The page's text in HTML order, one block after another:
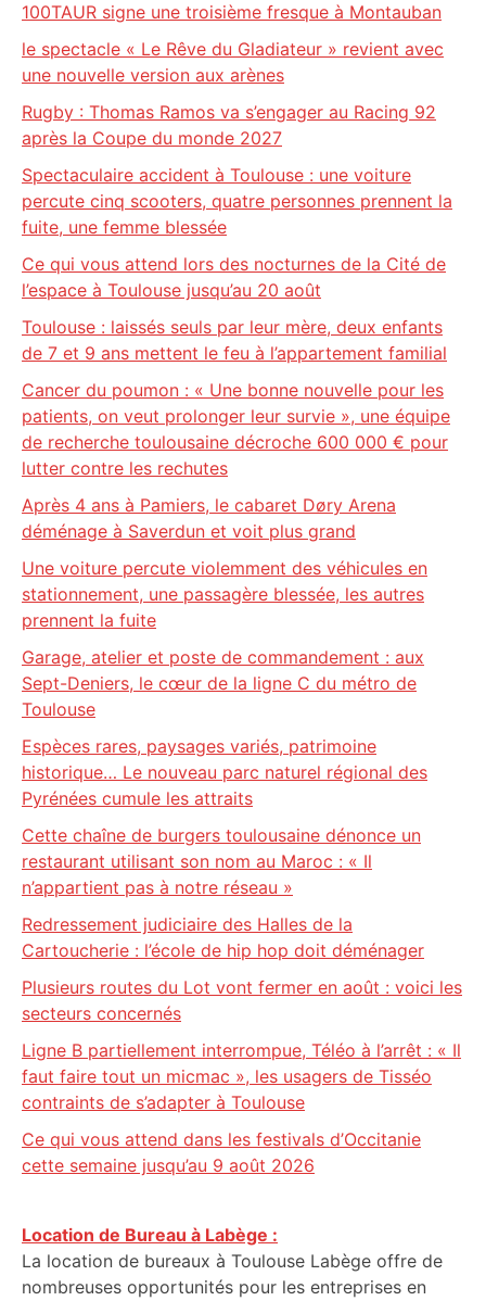
100TAUR signe une troisième fresque à Montauban
le spectacle « Le Rêve du Gladiateur » revient avec
une nouvelle version aux arènes
Rugby : Thomas Ramos va s’engager au Racing 92
après la Coupe du monde 2027
Spectaculaire accident à Toulouse : une voiture
percute cinq scooters, quatre personnes prennent la
fuite, une femme blessée
Ce qui vous attend lors des nocturnes de la Cité de
l’espace à Toulouse jusqu’au 20 août
Toulouse : laissés seuls par leur mère, deux enfants
de 7 et 9 ans mettent le feu à l’appartement familial
Cancer du poumon : « Une bonne nouvelle pour les
patients, on veut prolonger leur survie », une équipe
de recherche toulousaine décroche 600 000 € pour
lutter contre les rechutes
Après 4 ans à Pamiers, le cabaret Døry Arena
déménage à Saverdun et voit plus grand
Une voiture percute violemment des véhicules en
stationnement, une passagère blessée, les autres
prennent la fuite
Garage, atelier et poste de commandement : aux
Sept-Deniers, le cœur de la ligne C du métro de
Toulouse
Espèces rares, paysages variés, patrimoine
historique… Le nouveau parc naturel régional des
Pyrénées cumule les attraits
Cette chaîne de burgers toulousaine dénonce un
restaurant utilisant son nom au Maroc : « Il
n’appartient pas à notre réseau »
Redressement judiciaire des Halles de la
Cartoucherie : l’école de hip hop doit déménager
Plusieurs routes du Lot vont fermer en août : voici les
secteurs concernés
Ligne B partiellement interrompue, Téléo à l’arrêt : « Il
faut faire tout un micmac », les usagers de Tisséo
contraints de s’adapter à Toulouse
Ce qui vous attend dans les festivals d’Occitanie
cette semaine jusqu’au 9 août 2026
Location de Bureau à Labège :
La location de bureaux à Toulouse Labège offre de
nombreuses opportunités pour les entreprises en